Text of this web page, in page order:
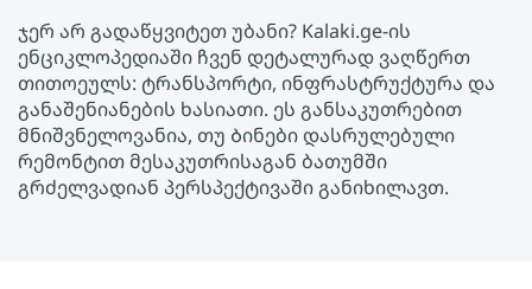
ჯერ არ გადაწყვიტეთ უბანი? Kalaki.ge-ის
ენციკლოპედიაში ჩვენ დეტალურად ვაღწერთ
თითოეულს: ტრანსპორტი, ინფრასტრუქტურა და
განაშენიანების ხასიათი. ეს განსაკუთრებით
მნიშვნელოვანია, თუ Ბინები დასრულებული
რემონტით მესაკუთრისაგან ბათუმში
გრძელვადიან პერსპექტივაში განიხილავთ.